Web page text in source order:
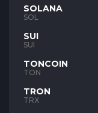
SOLANA
SOL
SUI
SUI
TONCOIN
TON
TRON
TRX